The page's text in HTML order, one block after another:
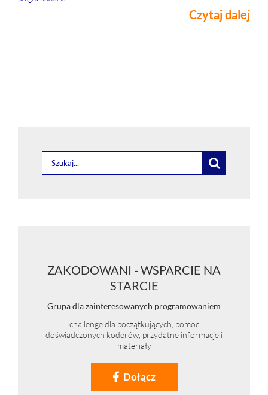
Czytaj dalej
Szukaj
ZAKODOWANI - WSPARCIE NA
STARCIE
Grupa dla zainteresowanych programowaniem
challenge dla początkujących, pomoc
doświadczonych koderów, przydatne informacje i
materiały
Dołącz